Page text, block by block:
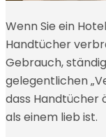
Wenn Sie ein
Handtücher
Gebrauch,
gelegentlichen
dass Handtücher
als einem lieb ist.